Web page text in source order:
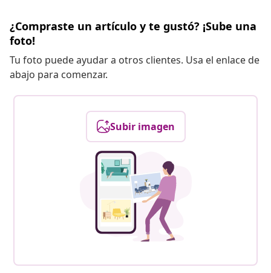
¿Compraste un artículo y te gustó? ¡Sube una
foto!
Tu foto puede ayudar a otros clientes. Usa el enlace de
abajo para comenzar.
Subir imagen